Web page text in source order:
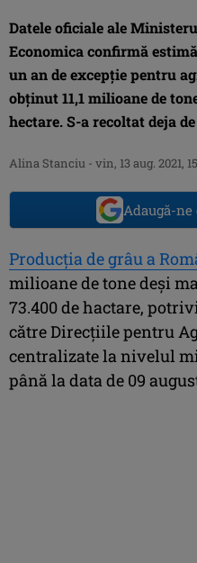
Datele oficiale ale
Economica confirmă
un an de excepție pentru
obținut 11,1 milioane de
hectare. S-a recoltat deja
Alina Stanciu - vin, 13 aug. 2021,
Adaugă-ne
Producția de grâu a
milioane de tone deși
73.400 de hactare,
către Direcțiile pentru
centralizate la nivelul
până la data de 09